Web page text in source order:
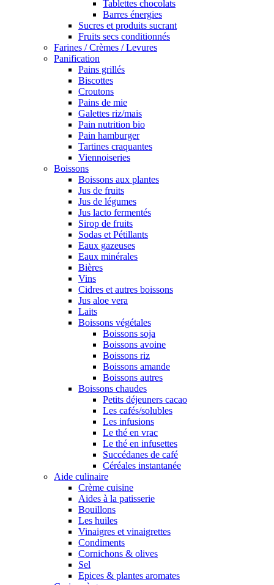
Tablettes chocolats
Barres énergies
Sucres et produits sucrant
Fruits secs conditionnés
Farines / Crèmes / Levures
Panification
Pains grillés
Biscottes
Croutons
Pains de mie
Galettes riz/mais
Pain nutrition bio
Pain hamburger
Tartines craquantes
Viennoiseries
Boissons
Boissons aux plantes
Jus de fruits
Jus de légumes
Jus lacto fermentés
Sirop de fruits
Sodas et Pétillants
Eaux gazeuses
Eaux minérales
Bières
Vins
Cidres et autres boissons
Jus aloe vera
Laits
Boissons végétales
Boissons soja
Boissons avoine
Boissons riz
Boissons amande
Boissons autres
Boissons chaudes
Petits déjeuners cacao
Les cafés/solubles
Les infusions
Le thé en vrac
Le thé en infusettes
Succédanes de café
Céréales instantanée
Aide culinaire
Crème cuisine
Aides à la patisserie
Bouillons
Les huiles
Vinaigres et vinaigrettes
Condiments
Cornichons & olives
Sel
Epices & plantes aromates